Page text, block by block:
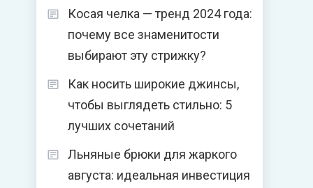
Косая челка — тренд 2024 года:
почему все знаменитости
выбирают эту стрижку?
Как носить широкие джинсы,
чтобы выглядеть стильно: 5
лучших сочетаний
Льняные брюки для жаркого
августа: идеальная инвестиция